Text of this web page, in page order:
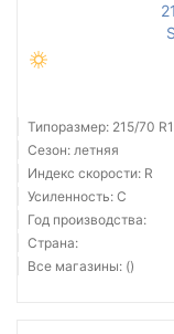
Типоразмер: 215/70
Сезон: летняя
Индекс скорости: R
Усиленность: C
Год производства:
Страна:
Все магазины: ()